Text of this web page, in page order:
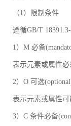
（1）限制条件
遵循GB/T
1）M 必备
表示元素或属性
2）O 可选
表示元素或属性
3）C 条件必备